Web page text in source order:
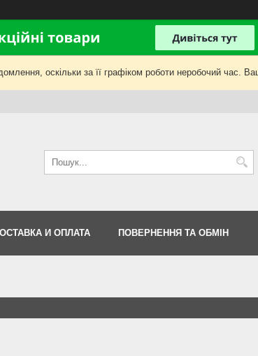
оскільки за її графіком роботи неробочий час.
И ОПЛАТА ПОВЕРНЕННЯ ТА ОБМІН